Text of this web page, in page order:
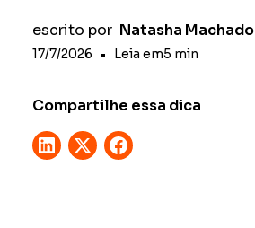
escrito por Natasha Machado
17/7/2026 • Leia em5 min
Compartilhe essa dica